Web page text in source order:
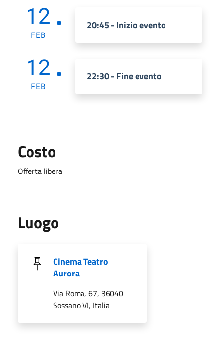
12
FEB
20:45 - Inizio evento
12
FEB
22:30 - Fine evento
Costo
Offerta libera
Luogo
Cinema Teatro
Aurora
Via Roma, 67, 36040
Sossano VI, Italia